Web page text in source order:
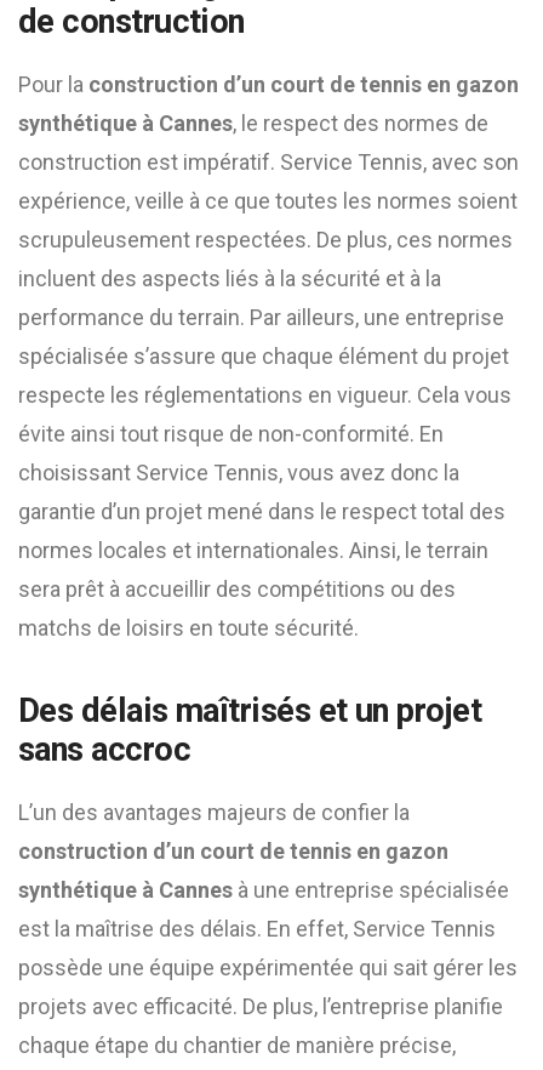
de construction
Pour la construction d’un court de tennis en gazon
synthétique à Cannes, le respect des normes de
construction est impératif. Service Tennis, avec son
expérience, veille à ce que toutes les normes soient
scrupuleusement respectées. De plus, ces normes
incluent des aspects liés à la sécurité et à la
performance du terrain. Par ailleurs, une entreprise
spécialisée s’assure que chaque élément du projet
respecte les réglementations en vigueur. Cela vous
évite ainsi tout risque de non-conformité. En
choisissant Service Tennis, vous avez donc la
garantie d’un projet mené dans le respect total des
normes locales et internationales. Ainsi, le terrain
sera prêt à accueillir des compétitions ou des
matchs de loisirs en toute sécurité.
Des délais maîtrisés et un projet
sans accroc
L’un des avantages majeurs de confier la
construction d’un court de tennis en gazon
synthétique à Cannes à une entreprise spécialisée
est la maîtrise des délais. En effet, Service Tennis
possède une équipe expérimentée qui sait gérer les
projets avec efficacité. De plus, l’entreprise planifie
chaque étape du chantier de manière précise,